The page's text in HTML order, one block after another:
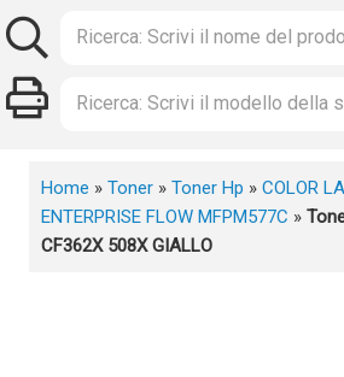
Home » Toner » Toner Hp » COLOR
ENTERPRISE FLOW MFPM577C »
CF362X 508X GIALLO